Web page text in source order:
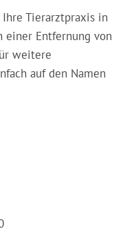
Tierarztpraxis in
Entfernung von
weitere
auf den Namen